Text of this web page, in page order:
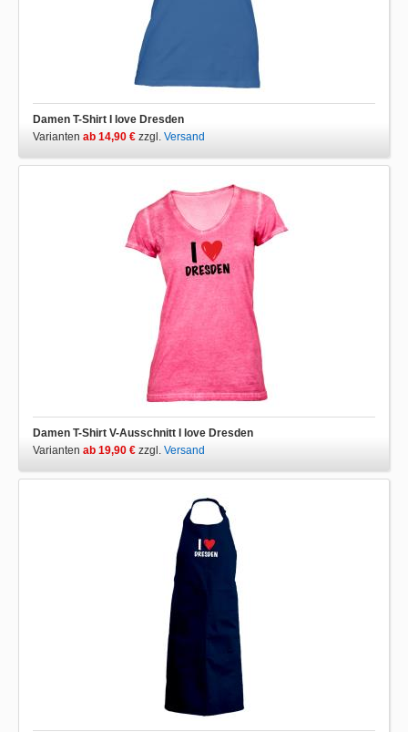
Damen T-Shirt I love Dresden
Varianten ab 14,90 € zzgl. Versand
Damen T-Shirt V-Ausschnitt I love Dresden
Varianten ab 19,90 € zzgl. Versand